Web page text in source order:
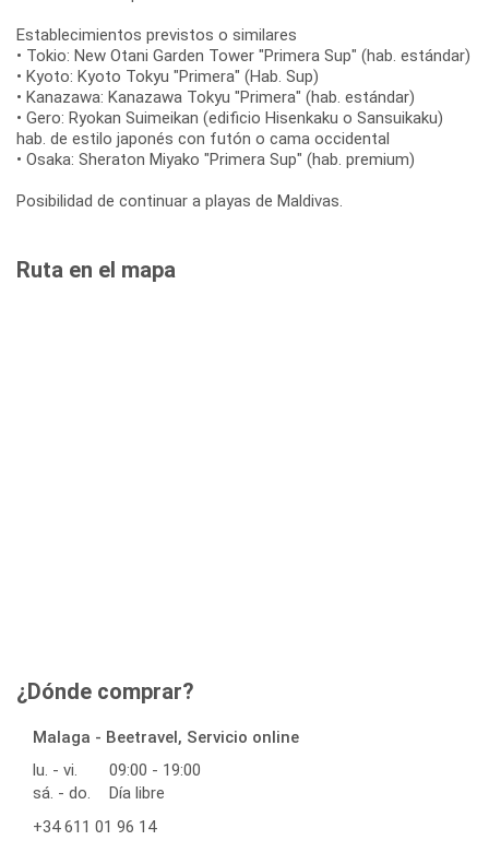
Establecimientos previstos o similares
• Tokio: New Otani Garden Tower "Primera Sup" (hab. estándar)
• Kyoto: Kyoto Tokyu "Primera" (Hab. Sup)
• Kanazawa: Kanazawa Tokyu "Primera" (hab. estándar)
• Gero: Ryokan Suimeikan (edificio Hisenkaku o Sansuikaku)
hab. de estilo japonés con futón o cama occidental
• Osaka: Sheraton Miyako "Primera Sup" (hab. premium)
Posibilidad de continuar a playas de Maldivas.
Ruta en el mapa
¿Dónde comprar?
Malaga - Beetravel, Servicio online
lu. - vi.
09:00 - 19:00
sá. - do.
Día libre
+34 611 01 96 14